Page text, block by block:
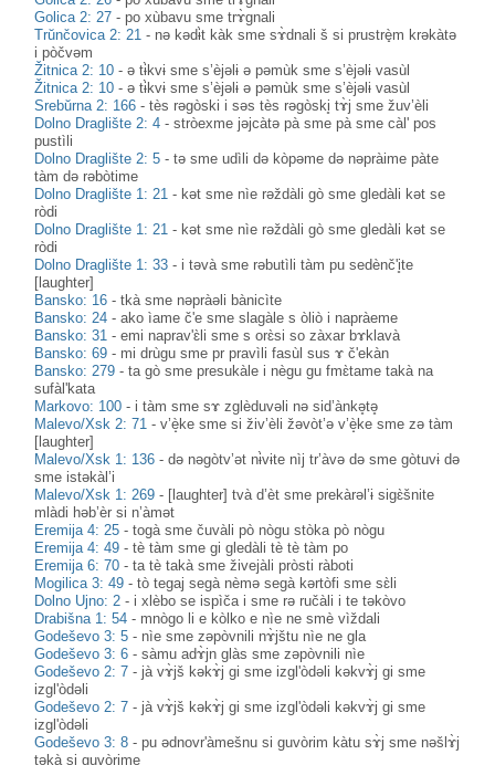
Golica 2: 27 -po xùbavu sme trɤ̀gnali
Trŭnčovica 2: 21 - nə kədɨ̀t kàk sme sɤ̀dnali š si prustrè̟m krəkàtə
i pòčvəm
Žitnica 2: 10 -ə tɨ̀kvɨ sme s’èjəlɨ ə pəmùk sme s’èjəlɨ vasùl
Žitnica 2: 10 -ə tɨ̀kvɨ sme s’èjəlɨ ə pəmùk sme s’èjəlɨ vasùl
Srebŭrna 2: 166 -tès rəgòski i səs tès rəgòski̥ tɤ̀j sme žuv’èli
Dolno Draglište 2: 4 -stròexme jəjcàtə pà sme pà sme càl' pos
pustìli
Dolno Draglište 2: 5 -tə sme udìli də kòpəme də nəpràime pàte
tàm də rəbòtime
Dolno Draglište 1: 21 - kət sme nìe rəždàli gò sme gledàli kət se
ròdi
Dolno Draglište 1: 21 - kət sme nìe rəždàli gò sme gledàli kət se
ròdi
Dolno Draglište 1: 33 - i təvà sme rəbutìli tàm pu sedènč'i̥te
[laughter]
Bansko: 16 -tkà sme nəpràəli bànicìte
Bansko: 24 -ako ìame č'e sme slagàle s òliò i napràeme
Bansko: 31 -emi naprav'ɛ̀li sme s orɛ̀si so zàxar bɤklavà
Bansko: 69 - mi drùgu sme pr pravìli fasùl sus ɤ č'ekàn
Bansko: 279 -ta gò sme presukàle i nègu gu fmɛ̀tame takà na
sufàl'kata
Markovo: 100 - i tàm sme sɤ zglèduvəli nə sid’ànkə̥tə̥
Malevo/Xsk 2: 71 -v’è̝ke sme si živ’èli žəvòt’ə v’è̝ke sme zə tàm
[laughter]
Malevo/Xsk 1: 136 -də nəgòtv’ət nɨ̀vɨte nìj tr’àvə də sme gòtuvɨ də
sme istəkàl’i
Malevo/Xsk 1: 269 - [laughter] tvà d’èt sme prekàrəl’ɨ sigɛ̀šnite
mlàdi həb’èr si n’àmət
Eremija 4: 25 -togà sme čuvàli pò nògu stòka pò nògu
Eremija 4: 49 -tè tàm sme gi gledàli tè tè tàm po
Eremija 6: 70 -ta tè takà sme živejàli pròsti ràboti
Mogilica 3: 49 -tò tegaj segà nèmə segà kərtòfi sme sɛ̀li
Dolno Ujno: 2 - i xlèbo se ispìča i sme rə ručàli i te təkòvo
Drabišna 1: 54 - mnògo li e kòlko e nìe ne smè vìždali
Godeševo 3: 5 - nìe sme zəpòvnili nɤ̀jštu nìe ne gla
Godeševo 3: 6 -sàmu adɤ̀jn glàs sme zəpòvnili nìe
Godeševo 2: 7 - jà vɤ̀jš kəkɤ̀j gi sme izgl'òdəli kəkvɤ̀j gi sme
izgl'òdəli
Godeševo 2: 7 - jà vɤ̀jš kəkɤ̀j gi sme izgl'òdəli kəkvɤ̀j gi sme
izgl'òdəli
Godeševo 3: 8 -pu ədnovr'àmešnu si guvòrim kàtu sɤ̀j sme nəšlɤ̀j
təkà si guvòrime